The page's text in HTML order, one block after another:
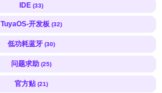
IDE (33)
TuyaOS-开发板 (32)
低功耗蓝牙 (30)
问题求助 (25)
官方贴 (21)